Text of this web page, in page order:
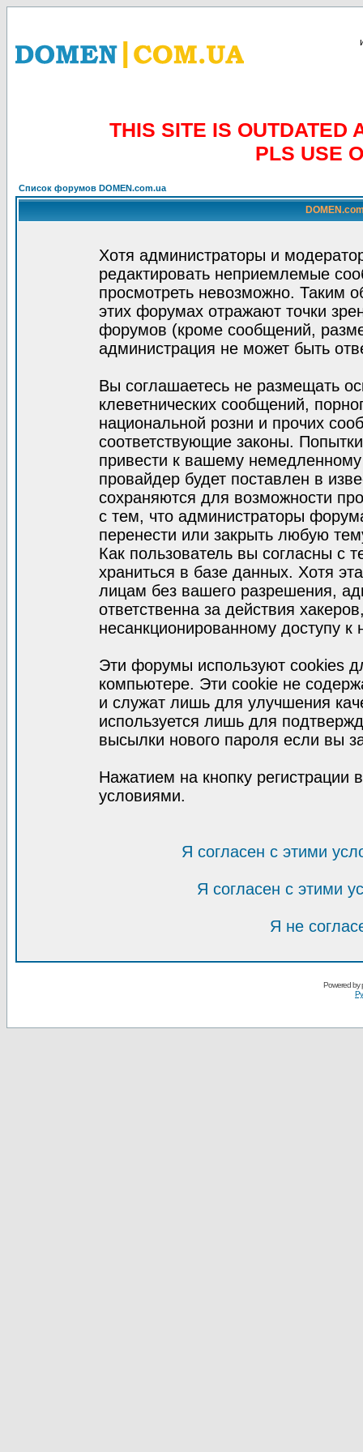
THIS SITE IS OUTDATED
PLS USE
Список форумов DOMEN.com.ua
Хотя администраторы и
редактировать неприемлемые
просмотреть невозможно. Таким
этих форумах отражают точки
форумов (кроме сообщений,
администрация не может быть
Вы соглашаетесь не размещать
клеветнических сообщений,
национальной розни и прочих
соответствующие законы.
привести к вашему
провайдер будет поставлен в
сохраняются для возможности
с тем, что администраторы
перенести или закрыть любую
Как пользователь вы согласны с
храниться в базе данных. Хотя
лицам без вашего разрешения,
ответственна за действия
несанкционированному доступу к
Эти форумы используют cookies
компьютере. Эти cookie не
и служат лишь для улучшения
используется лишь для
высылки нового пароля если вы
Нажатием на кнопку регистрации
условиями.
Я согласен с этими
Я согласен с этими
Я не
Powered by